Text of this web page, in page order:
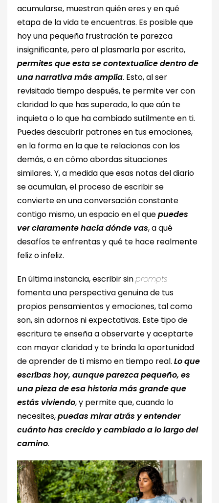
acumularse, muestran quién eres y en qué
etapa de la vida te encuentras. Es posible que
hoy una pequeña frustración te parezca
insignificante, pero al plasmarla por escrito,
permites que esta se contextualice dentro de
una narrativa más amplia. Esto, al ser
revisitado tiempo después, te permite ver con
claridad lo que has superado, lo que aún te
inquieta o lo que ha cambiado sutilmente en ti.
Puedes descubrir patrones en tus emociones,
en la forma en la que te relacionas con los
demás, o en cómo abordas situaciones
similares. Y, a medida que esas notas del diario
se acumulan, el proceso de escribir se
convierte en una conversación constante
contigo mismo, un espacio en el quepuedes
ver claramente hacia dónde vas, a qué
desafíos te enfrentas y qué te hace realmente
feliz o infeliz.
En última instancia, escribir sinprompts
fomenta una perspectiva genuina de tus
propios pensamientos y emociones, tal como
son, sin adornos ni expectativas. Este tipo de
escritura te enseña a observarte y aceptarte
con mayor claridad y te brinda la oportunidad
de aprender de ti mismo en tiempo real. Lo que
escribas hoy, aunque parezca pequeño, es
una pieza de esa historia más grande que
estás viviendo, y permite que, cuando lo
necesites,puedas mirar atrás y entender
cuánto has crecido y cambiado a lo largo del
camino.